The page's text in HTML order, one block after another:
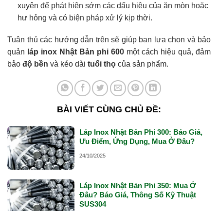
xuyên để phát hiện sớm các dấu hiệu của ăn mòn hoặc
hư hỏng và có biện pháp xử lý kịp thời.
Tuân thủ các hướng dẫn trên sẽ giúp bạn lựa chọn và bảo
quản láp inox Nhật Bản phi 600 một cách hiệu quả, đảm
bảo độ bền và kéo dài tuổi thọ của sản phẩm.
BÀI VIẾT CÙNG CHỦ ĐỀ:
Láp Inox Nhật Bản Phi 300: Báo Giá,
Ưu Điểm, Ứng Dụng, Mua Ở Đâu?
24/10/2025
Láp Inox Nhật Bản Phi 350: Mua Ở
Đâu? Báo Giá, Thông Số Kỹ Thuật
SUS304